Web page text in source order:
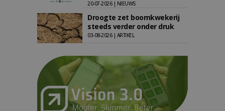
20-07-2026 | NIEUWS
Droogte zet boomkwekerij
steeds verder onder druk
03-08-2026 | ARTIKEL